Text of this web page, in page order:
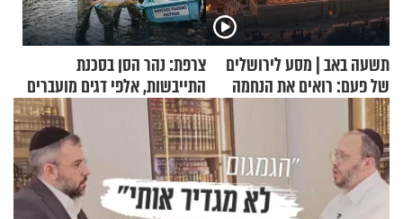
תשעה באב | מסע לירושלים
של פעם: רואים את הנחמה
צרפת: נהר הסן בסכנת
התייבשות, אלפי דגים מועברים
במבצעי חילוץ